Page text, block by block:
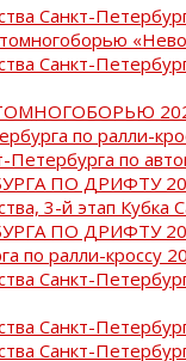
Санкт-
Санкт-
по ралли-
Петербурга по
ПО ДРИФТУ
3-й этап
ПО ДРИФТУ
по ралли-кроссу
Санкт-
Санкт-
Санкт-